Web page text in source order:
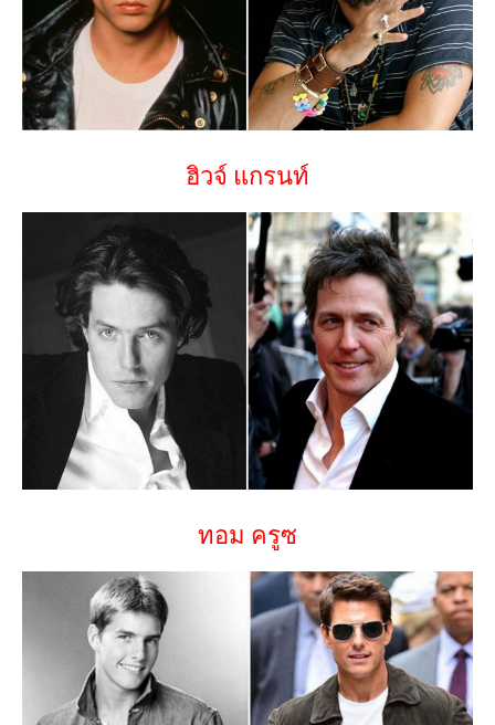
ฮิวจ์ แกรนท์
ทอม ครูซ